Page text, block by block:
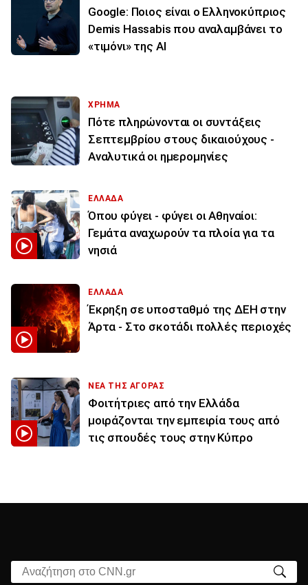
Google: Ποιος είναι ο Ελληνοκύπριος
Demis Hassabis που αναλαμβάνει το
«τιμόνι» της ΑΙ
ΧΡΗΜΑ
Πότε πληρώνονται οι συντάξεις
Σεπτεμβρίου στους δικαιούχους -
Αναλυτικά οι ημερομηνίες
ΕΛΛΑΔΑ
Όπου φύγει - φύγει οι Αθηναίοι:
Γεμάτα αναχωρούν τα πλοία για τα
νησιά
ΕΛΛΑΔΑ
Έκρηξη σε υποσταθμό της ΔΕΗ στην
Άρτα - Στο σκοτάδι πολλές περιοχές
ΝΕΑ ΤΗΣ ΑΓΟΡΑΣ
Φοιτήτριες από την Ελλάδα
μοιράζονται την εμπειρία τους από
τις σπουδές τους στην Κύπρο
Αναζήτηση στο CNN.gr